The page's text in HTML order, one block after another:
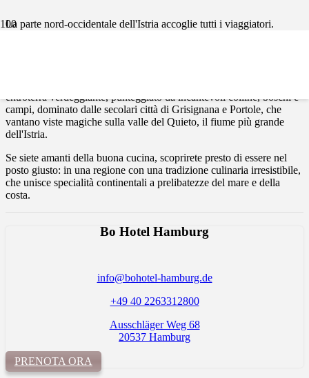
La parte nord-occidentale dell'Istria accoglie tutti i viaggiatori.
entroterra verdeggiante, punteggiato da incantevoli colline, boschi e
campi, dominato dalle secolari città di Grisignana e Portole, che
vantano viste magiche sulla valle del Quieto, il fiume più grande
dell'Istria.
Se siete amanti della buona cucina, scoprirete presto di essere nel
posto giusto: in una regione con una tradizione culinaria irresistibile,
che unisce specialità continentali a prelibatezze del mare e della
costa.
Bo Hotel Hamburg
info@bohotel-hamburg.de
+49 40 2263312800
Ausschläger Weg 68
20537 Hamburg
PRENOTA ORA